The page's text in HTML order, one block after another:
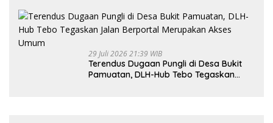
29 Juli 2026 21:39 WIB
Terendus Dugaan Pungli di Desa Bukit
Pamuatan, DLH-Hub Tebo Tegaskan